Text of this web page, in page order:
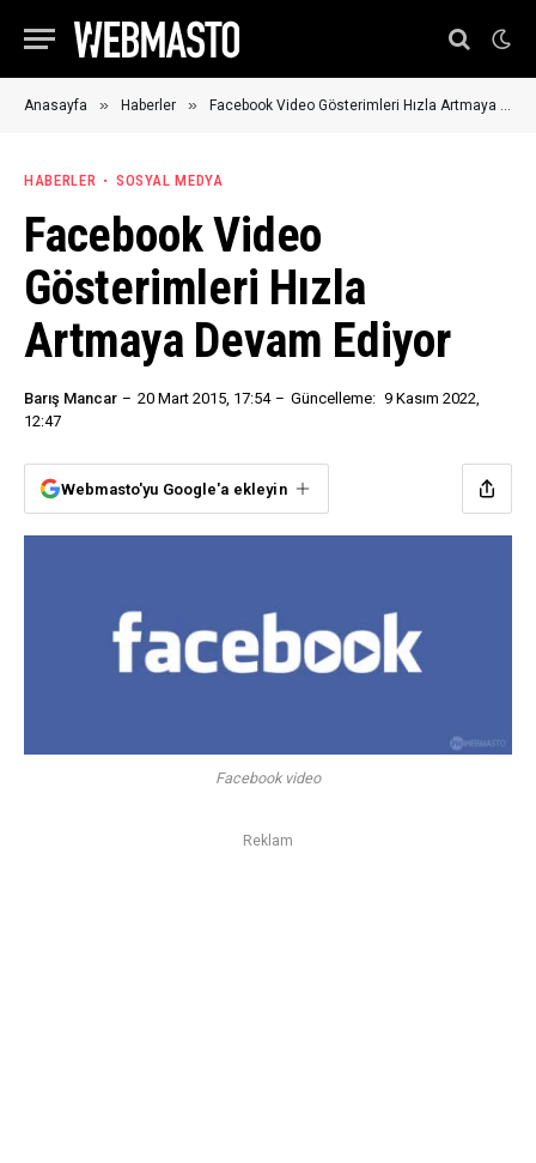
Anasayfa » Haberler » Facebook Video Gösterimleri Hızla Artmaya Devam Ediyor
HABERLER SOSYAL MEDYA
Facebook Video
Gösterimleri Hızla
Artmaya Devam Ediyor
Barış Mancar 20 Mart 2015, 17:54 Güncelleme: 9 Kasım 2022,
12:47
Webmasto'yu Google'a ekleyin
Facebook video
Reklam